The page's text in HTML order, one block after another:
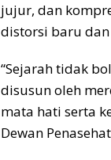
jujur, dan
distorsi baru
“Sejarah tidak
disusun oleh
mata hati serta
Dewan